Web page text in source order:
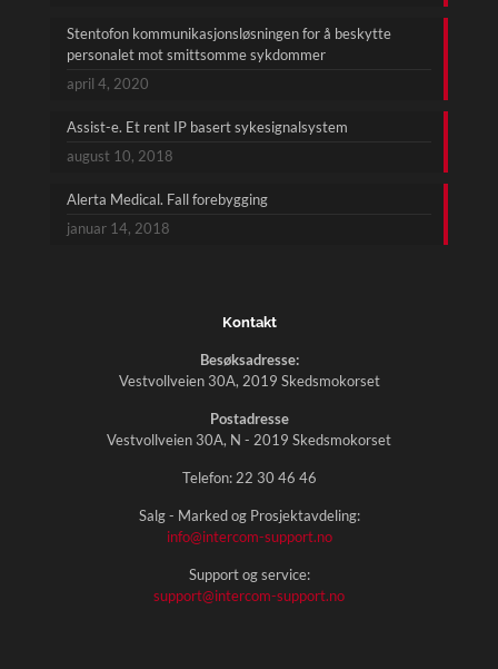
Stentofon kommunikasjonsløsningen for å beskytte
personalet mot smittsomme sykdommer
april 4, 2020
Assist-e. Et rent IP basert sykesignalsystem
august 10, 2018
Alerta Medical. Fall forebygging
januar 14, 2018
Kontakt
Besøksadresse:
Vestvollveien 30A, 2019 Skedsmokorset
Postadresse
Vestvollveien 30A, N - 2019 Skedsmokorset
Telefon: 22 30 46 46
Salg - Marked og Prosjektavdeling:
info@intercom-support.no
Support og service:
support@intercom-support.no